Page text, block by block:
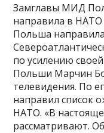
Замглавы МИД
направила в
Польша
по усилению
Польши Марчин
телевидения. По
направил список
НАТО. «В
рассматривают.